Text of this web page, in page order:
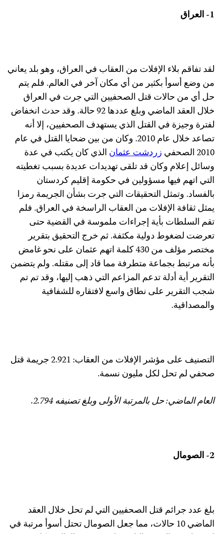
لقد تفاقم بلاء الإفلات من العقاب في العراق، وهو بلد يعاني
من وضع أسوأ بكثير من أي مكان آخر في العالم. فلم يتم
حل أي من حالات قتل الصحفيين التي جرت في العراق
خلال العقد الماضي وبلغ عددها 92 حالة. وقد حدث انخفاض
لفترة وجيزة في القتل الذي يستهدف الصحفيين، إلا أنه
تصاعد خلال عام 2010. وكان من بين ضحايا القتل في عام
2010 الصحفي
زردشت عثمانالذي كان يكتب في عدة
وسائل إعلام وكان قد تلقى تهديدات عديدة بسبب تغطيته
التي اتهم فيها مسؤولين في حكومة إقليم كردستان
بالفساد. وتمثل التحقيقات التي جرت بشأن الجريمة رمزا
يمثل ثقافة الإفلات من العقاب الراسخة في العراق. فلم
تقم السلطات بأية إجراءات ملموسة في القضية حتى
تعرضت لضغوط دولية مكثفة. ثم خرج التحقيق بتقرير
مختصر مؤلف من 430 كلمة اتهم عثمان على نحو غامض
بأنه مرتبط بجماعة متطرفة مما قاد إلى مقتله. ولم يتضمن
التقرير أية أدلة تدعم المزاعم التي ذهب إليها، وقد تم تم
شجب التقرير على نطاق واسع لافتقاره للشفافية
والمصداقية.
التصنيف على مؤشر الإفلات من العقاب: 2.921 جريمة قتل
صحفي لم تحل لكل مليون نسمة.
العام الماضي: حل بالمرتبة الأولى وبلغ تصنيفه 2.794.
بلغ عدد جرائم قتل الصحفيين التي لم تحل خلال العقد
الماضي 10 حالات، مما جعل الصومال تحتل أسوأ مرتبة في